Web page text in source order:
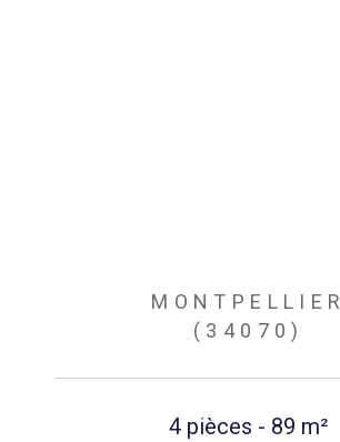
MONTPELLIER
(34070)
4 pièces - 89 m²